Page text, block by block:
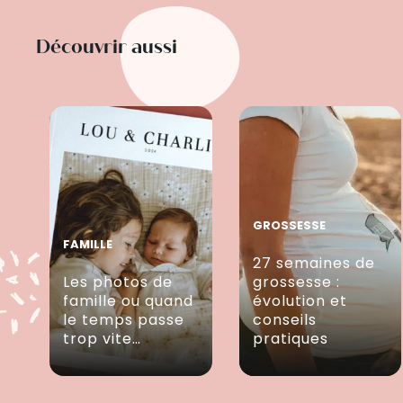
Découvrir aussi
FAMILLE
Les photos de
famille ou quand
le temps passe
trop vite…
GROSSESSE
27 semaines de
grossesse :
évolution et
conseils
pratiques